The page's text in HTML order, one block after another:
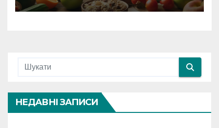
НЕДАВНІ ЗАПИСИ